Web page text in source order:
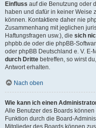
Einfluss auf die Benutzung oder
haben und dafür in keiner Weise
können. Kontaktiere daher nie
Zusammenhang mit jeglichen
Haftungsfragen usw.), die sich
phpbb.de oder die phpBB-
oder phpBB Deutschland e. V. E-
durch Dritte betreffen, so wirst
Antwort erhalten.
Nach oben
Wie kann ich einen
Alle Benutzer des Boards
Funktion durch die Board-
Mitglieder des Boards können